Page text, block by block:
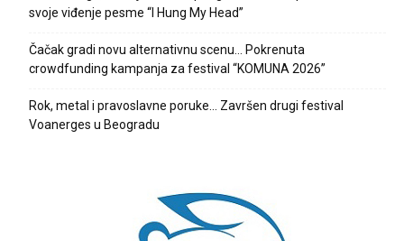
svoje viđenje pesme “I Hung My Head”
Čačak gradi novu alternativnu scenu… Pokrenuta
crowdfunding kampanja za festival “KOMUNA 2026”
Rok, metal i pravoslavne poruke… Završen drugi festival
Voanerges u Beogradu